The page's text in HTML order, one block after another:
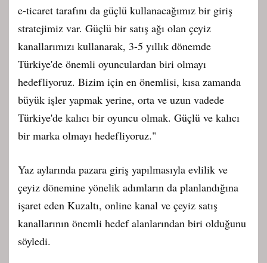
e-ticaret tarafını da güçlü kullanacağımız bir giriş
stratejimiz var. Güçlü bir satış ağı olan çeyiz
kanallarımızı kullanarak, 3-5 yıllık dönemde
Türkiye'de önemli oyunculardan biri olmayı
hedefliyoruz. Bizim için en önemlisi, kısa zamanda
büyük işler yapmak yerine, orta ve uzun vadede
Türkiye'de kalıcı bir oyuncu olmak. Güçlü ve kalıcı
bir marka olmayı hedefliyoruz."
Yaz aylarında pazara giriş yapılmasıyla evlilik ve
çeyiz dönemine yönelik adımların da planlandığına
işaret eden Kuzaltı, online kanal ve çeyiz satış
kanallarının önemli hedef alanlarından biri olduğunu
söyledi.